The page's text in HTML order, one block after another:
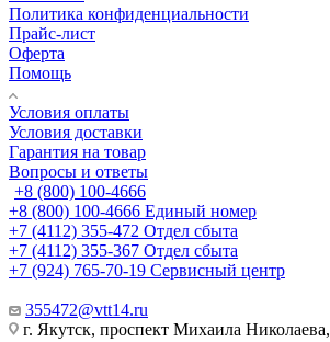
Политика конфиденциальности
Прайс-лист
Оферта
Помощь
Условия оплаты
Условия доставки
Гарантия на товар
Вопросы и ответы
+8 (800) 100-4666
+8 (800) 100-4666 Единый номер
+7 (4112) 355-472 Отдел сбыта
+7 (4112) 355-367 Отдел сбыта
+7 (924) 765-70-19 Сервисный центр
355472@vtt14.ru
г. Якутск, проспект Михаила